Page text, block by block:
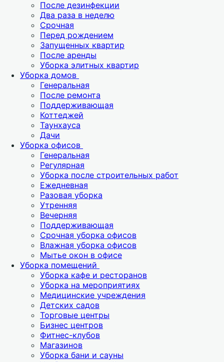
После дезинфекции
Два раза в неделю
Срочная
Перед рождением
Запущенных квартир
После аренды
Уборка элитных квартир
Уборка домов
Генеральная
После ремонта
Поддерживающая
Коттеджей
Таунхауса
Дачи
Уборка офисов
Генеральная
Регулярная
Уборка после строительных работ
Ежедневная
Разовая уборка
Утренняя
Вечерняя
Поддерживающая
Срочная уборка офисов
Влажная уборка офисов
Мытье окон в офисе
Уборка помещений
Уборка кафе и ресторанов
Уборка на мероприятиях
Медицинские учреждения
Детских садов
Торговые центры
Бизнес центров
Фитнес-клубов
Магазинов
Уборка бани и сауны